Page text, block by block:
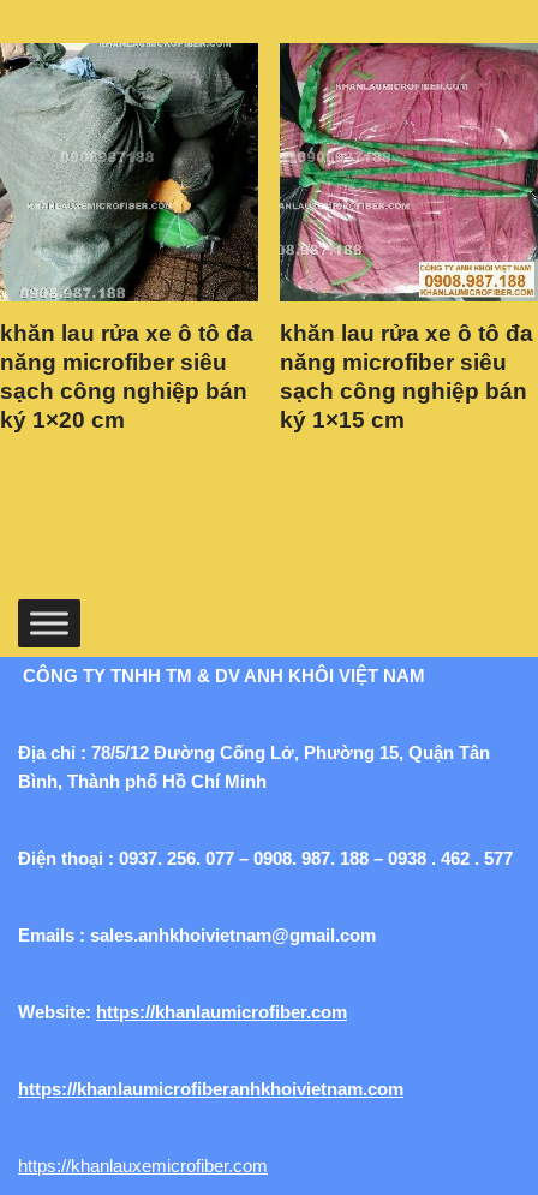
khăn lau rửa xe ô tô đa
năng microfiber siêu
sạch công nghiệp bán
ký 1×20 cm
khăn lau rửa xe ô tô đa
năng microfiber siêu
sạch công nghiệp bán
ký 1×15 cm
CÔNG TY TNHH TM & DV ANH KHÔI VIỆT NAM
Địa chỉ : 78/5/12 Đường Cống Lở, Phường 15, Quận Tân
Bình, Thành phố Hồ Chí Minh
Điện thoại : 0937. 256. 077 – 0908. 987. 188 – 0938 . 462 . 577
Emails : sales.anhkhoivietnam@gmail.com
Website: https://khanlaumicrofiber.com
https://khanlaumicrofiberanhkhoivietnam.com
https://khanlauxemicrofiber.com